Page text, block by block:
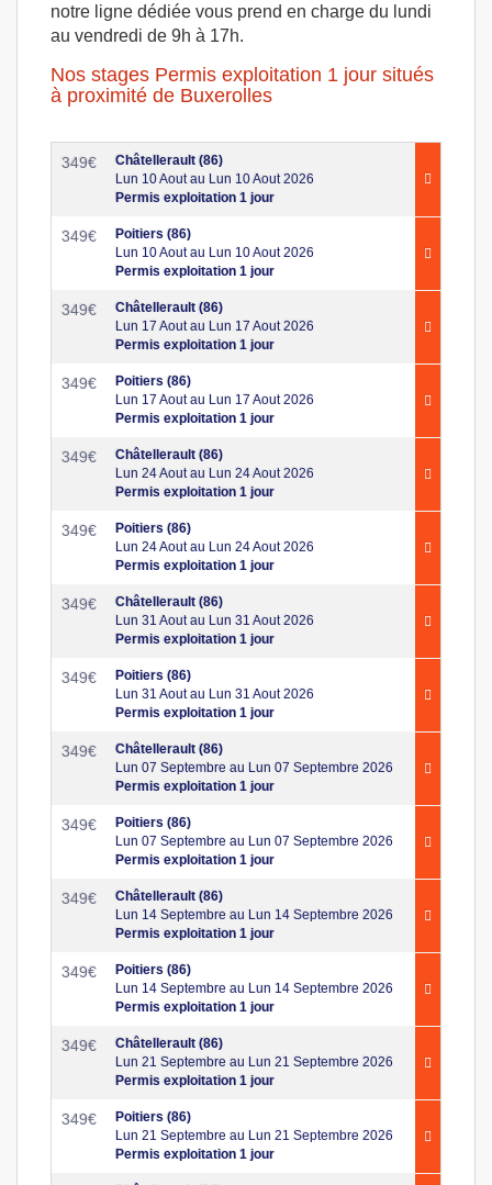
notre ligne dédiée vous prend en charge du lundi
au vendredi de 9h à 17h.
Nos stages Permis exploitation 1 jour situés
à proximité de Buxerolles
349€
Châtellerault (86)
Lun 10 Aout au Lun 10 Aout 2026
Permis exploitation 1 jour
349€
Poitiers (86)
Lun 10 Aout au Lun 10 Aout 2026
Permis exploitation 1 jour
349€
Châtellerault (86)
Lun 17 Aout au Lun 17 Aout 2026
Permis exploitation 1 jour
349€
Poitiers (86)
Lun 17 Aout au Lun 17 Aout 2026
Permis exploitation 1 jour
349€
Châtellerault (86)
Lun 24 Aout au Lun 24 Aout 2026
Permis exploitation 1 jour
349€
Poitiers (86)
Lun 24 Aout au Lun 24 Aout 2026
Permis exploitation 1 jour
349€
Châtellerault (86)
Lun 31 Aout au Lun 31 Aout 2026
Permis exploitation 1 jour
349€
Poitiers (86)
Lun 31 Aout au Lun 31 Aout 2026
Permis exploitation 1 jour
349€
Châtellerault (86)
Lun 07 Septembre au Lun 07 Septembre 2026
Permis exploitation 1 jour
349€
Poitiers (86)
Lun 07 Septembre au Lun 07 Septembre 2026
Permis exploitation 1 jour
349€
Châtellerault (86)
Lun 14 Septembre au Lun 14 Septembre 2026
Permis exploitation 1 jour
349€
Poitiers (86)
Lun 14 Septembre au Lun 14 Septembre 2026
Permis exploitation 1 jour
349€
Châtellerault (86)
Lun 21 Septembre au Lun 21 Septembre 2026
Permis exploitation 1 jour
349€
Poitiers (86)
Lun 21 Septembre au Lun 21 Septembre 2026
Permis exploitation 1 jour